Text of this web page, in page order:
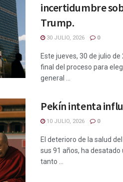
incertidumbre
Trump.
30 JULIO, 2026 0
Este jueves, 30 de julio
final del proceso para
general ...
Pekín intenta
10 JULIO, 2026 0
El deterioro de la salud
sus 91 años, ha
tanto ...